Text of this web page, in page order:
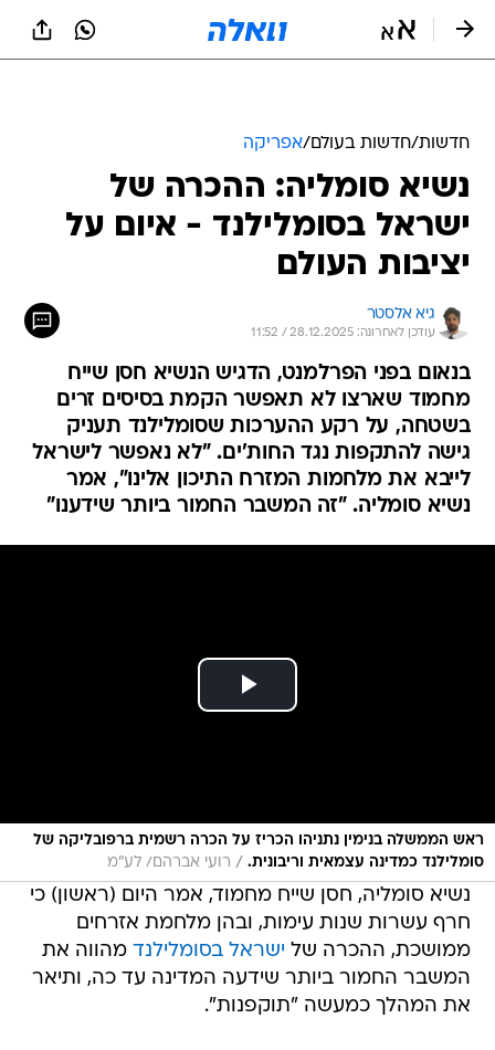
חדשות/חדשות בעולם/אפריקה
נשיא סומליה: ההכרה של
ישראל בסומלילנד - איום על
יציבות העולם
גיא אלסטר
עודכן לאחרונה: 28.12.2025 / 11:52
בנאום בפני הפרלמנט, הדגיש הנשיא חסן שייח
מחמוד שארצו לא תאפשר הקמת בסיסים זרים
בשטחה, על רקע ההערכות שסומלילנד תעניק
גישה להתקפות נגד החות'ים. "לא נאפשר לישראל
לייבא את מלחמות המזרח התיכון אלינו", אמר
נשיא סומליה. "זה המשבר החמור ביותר שידענו"
ראש הממשלה בנימין נתניהו הכריז על הכרה רשמית ברפובליקה של
סומלילנד כמדינה עצמאית וריבונית. / רועי אברהם/ לע״מ
נשיא סומליה, חסן שייח מחמוד, אמר היום (ראשון) כי
חרף עשרות שנות עימות, ובהן מלחמת אזרחים
ממושכת, ההכרה של ישראל בסומלילנד מהווה את
המשבר החמור ביותר שידעה המדינה עד כה, ותיאר
את המהלך כמעשה "תוקפנות".